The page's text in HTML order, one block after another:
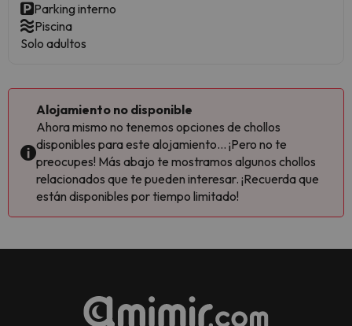
Parking interno
Piscina
Solo adultos
Alojamiento no disponible
Ahora mismo no tenemos opciones de chollos
disponibles para este alojamiento... ¡Pero no te
preocupes! Más abajo te mostramos algunos chollos
relacionados que te pueden interesar. ¡Recuerda que
están disponibles por tiempo limitado!